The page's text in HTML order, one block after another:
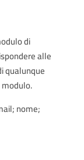
di
alle
qualunque
nome;